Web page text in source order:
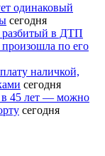
одинаковый
сегодня
разбитый в ДТП
произошла по его
наличкой,
сегодня
в 45 лет — можно
сегодня